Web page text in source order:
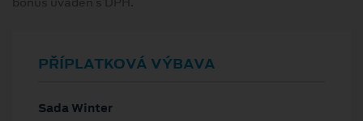
PŘÍPLATKOVÁ VÝBAVA
Sada Winter